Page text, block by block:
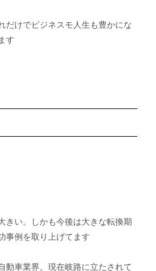
だけでビジネスモ人生も豊かにな
す
きい。しかも今後は大きな転換期
事例を取り上げてます
動車業界。現在岐路に立たされて